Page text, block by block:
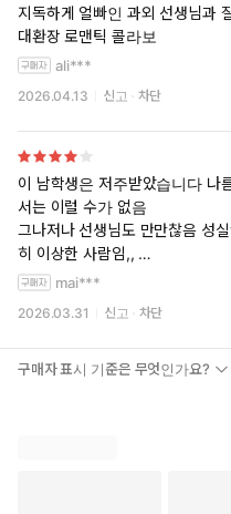
지독하게 얼빠인 과외 선생님과
대환장 로맨틱 콜라보
ali***
2026.04.13 신고 차단
이 남학생은 저주받았습니다 나
서는 이럴 수가 없음
그나저나 선생님도 만만찮음 성
히 이상한 사람임,,
개그물인건 맞는데,,,너무 혼란
mai***
2026.03.31 신고 차단
구매자 표시 기준은 무엇인가요?